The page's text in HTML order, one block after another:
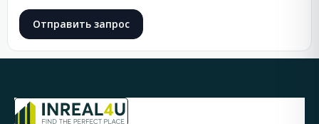
Отправить запрос